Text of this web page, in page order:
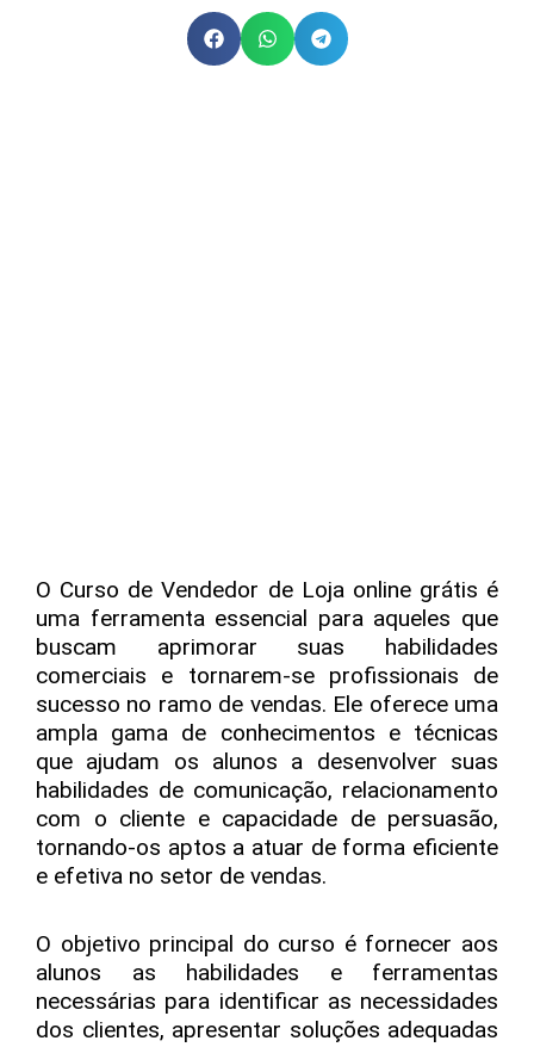
O Curso de Vendedor de Loja online grátis é
uma ferramenta essencial para aqueles que
buscam aprimorar suas habilidades
comerciais e tornarem-se profissionais de
sucesso no ramo de vendas. Ele oferece uma
ampla gama de conhecimentos e técnicas
que ajudam os alunos a desenvolver suas
habilidades de comunicação, relacionamento
com o cliente e capacidade de persuasão,
tornando-os aptos a atuar de forma eficiente
e efetiva no setor de vendas.
O objetivo principal do curso é fornecer aos
alunos as habilidades e ferramentas
necessárias para identificar as necessidades
dos clientes, apresentar soluções adequadas